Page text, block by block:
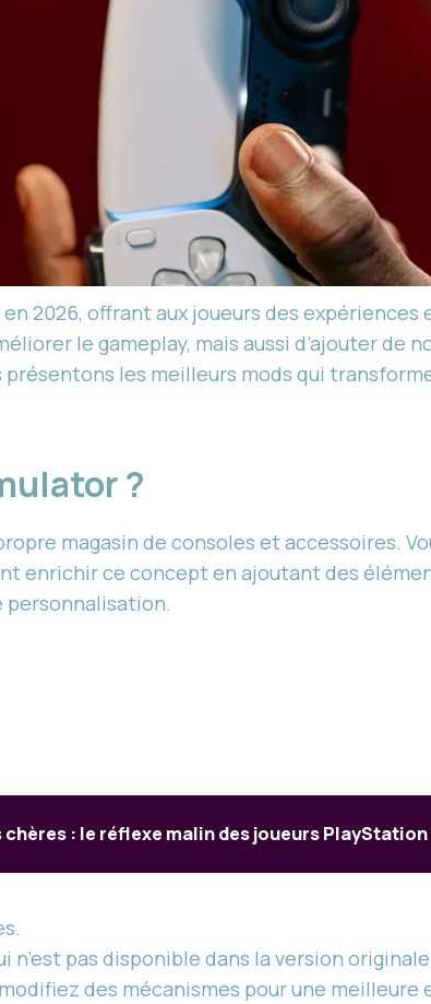
2026, offrant aux joueurs des expériences
le gameplay, mais aussi d’ajouter de
présentons les meilleurs mods qui
?
magasin de consoles et accessoires.
enrichir ce concept en ajoutant des
personnalisation.
chères : le réflexe malin des joueurs PlayStation
n’est pas disponible dans la version
des mécanismes pour une meilleure